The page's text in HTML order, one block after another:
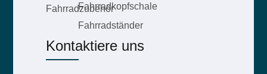
Fahrradzubehör
Fahrradkopfschale
Fahrradständer
Kontaktiere uns